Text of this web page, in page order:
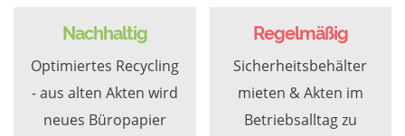
Nachhaltig
Optimiertes Recycling
- aus alten Akten wird
neues Büropapier
Regelmäßig
Sicherheitsbehälter
mieten & Akten im
Betriebsalltag zu